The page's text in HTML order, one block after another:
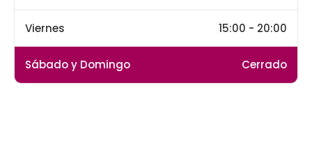
Viernes 15:00 - 20:00
Sábado y Domingo Cerrado